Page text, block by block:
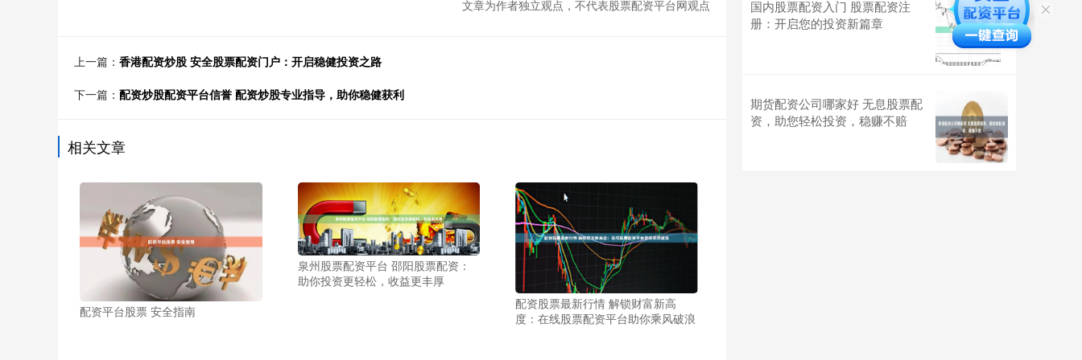
文章为作者独立观点，不代表股票配资平台网观点
上一篇： 香港配资炒股 安全股票配资门户：开启稳健投资之路
下一篇： 配资炒股配资平台信誉 配资炒股专业指导，助你稳健获利
相关文章
配资平台股票 安全指南
泉州股票配资平台 邵阳股票配资：
助你投资更轻松，收益更丰厚
配资股票最新行情 解锁财富新高
度：在线股票配资平台助你乘风破浪
国内股票配资入门 股票配资注
册：开启您的投资新篇章
期货配资公司哪家好 无息股票配
资，助您轻松投资，稳赚不赔